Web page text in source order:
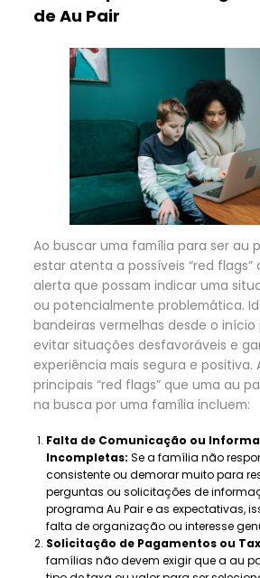
de Au Pair
Ao buscar uma família para ser au
estar atenta a possíveis “red flags”
alerta que possam indicar uma
ou potencialmente problemática.
bandeiras vermelhas desde o
evitar situações desfavoráveis e
experiência mais segura e positiva.
principais “red flags” que uma au
na busca por uma família incluem:
Falta de Comunicação ou
Incompletas: Se a família não
consistente ou demorar muito para
perguntas ou solicitações de
programa Au Pair e as expectativas,
falta de organização ou interesse
Solicitação de Pagamentos ou
famílias não devem exigir que a au